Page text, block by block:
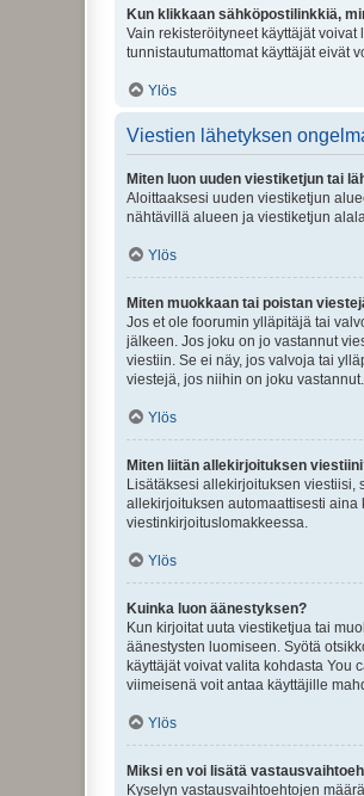
Kun klikkaan sähköpostilinkkiä,
Vain rekisteröityneet käyttäjät
tunnistautumattomat käyttäjät eivät
Ylös
Viestien lähetyksen
Miten luon uuden viestiketjun tai
Aloittaaksesi uuden viestiketjun
nähtävillä alueen ja viestiketjun
Ylös
Miten muokkaan tai poistan
Jos et ole foorumin ylläpitäjä tai
jälkeen. Jos joku on jo vastannut
viestiin. Se ei näy, jos valvoja tai
viestejä, jos niihin on joku vastannut.
Ylös
Miten liitän allekirjoituksen
Lisätäksesi allekirjoituksen viestiisi,
allekirjoituksen automaattisesti
viestinkirjoituslomakkeessa.
Ylös
Kuinka luon äänestyksen?
Kun kirjoitat uuta viestiketjua tai
äänestysten luomiseen. Syötä
käyttäjät voivat valita kohdasta You
viimeisenä voit antaa käyttäjille
Ylös
Miksi en voi lisätä
Kyselyn vastausvaihtoehtojen